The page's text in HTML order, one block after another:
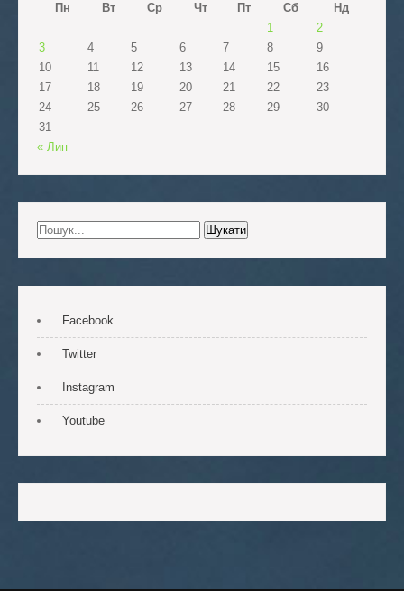
Пн
Вт Ср Чт Пт Сб
Нд
1
2
3
4 5 6 7 8
9
10
11 12 13 14 15
16
17
18 19 20 21 22
23
24
25 26 27 28 29
30
31
« Лип
Facebook
Twitter
Instagram
Youtube